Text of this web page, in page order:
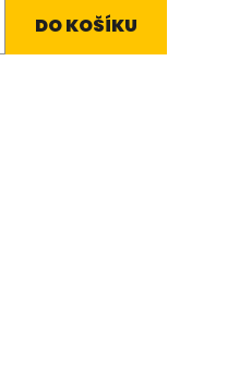
DO KOŠÍKU